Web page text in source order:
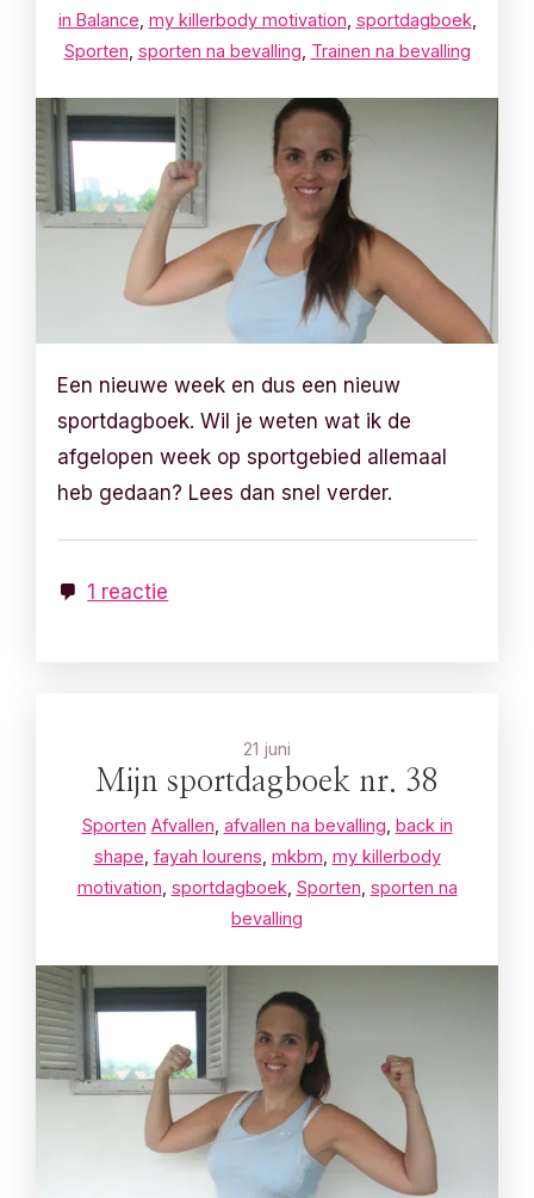
in Balance my killerbody motivation sportdagboek
Sporten sporten na bevalling Trainen na bevalling
Een nieuwe week en dus een nieuw
sportdagboek. Wil je weten wat ik de
afgelopen week op sportgebied allemaal
heb gedaan? Lees dan snel verder.
1 reactie
21 juni
Mijn sportdagboek nr. 38
Sporten Afvallen afvallen na bevalling back in
shape fayah lourens mkbm my killerbody
motivation sportdagboek Sporten sporten na
bevalling